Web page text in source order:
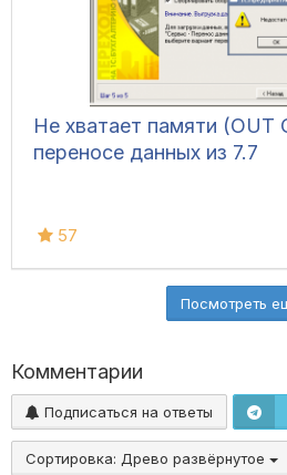
Не хватает памяти (OUT
переносе данных из 7.7
57
Посмотреть
Комментарии
Подписаться на ответы
Сортировка: Древо развёрнутое